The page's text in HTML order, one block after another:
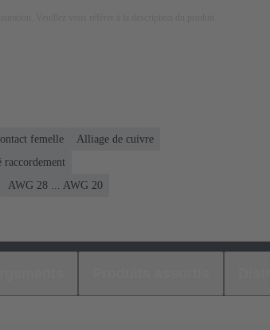
femelle
Alliage de cuivre
AWG 28 ... AWG 20